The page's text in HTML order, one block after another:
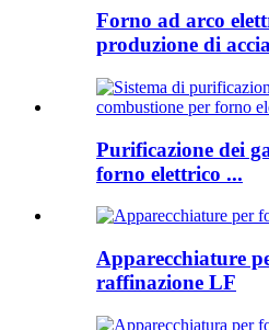
Forno ad arco
produzione di
Purificazione dei
forno elettrico ...
Apparecchiature
raffinazione LF